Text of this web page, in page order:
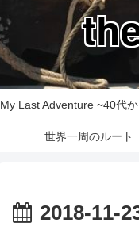
世界一周のルート
2018-11-